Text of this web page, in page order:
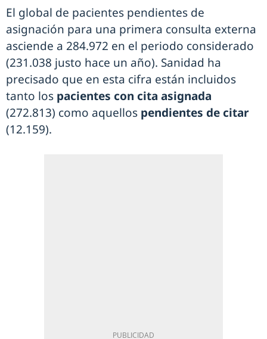
El global de pacientes pendientes de
asignación para una primera consulta externa
asciende a 284.972 en el periodo considerado
(231.038 justo hace un año). Sanidad ha
precisado que en esta cifra están incluidos
tanto los pacientes con cita asignada
(272.813) como aquellos pendientes de citar
(12.159).